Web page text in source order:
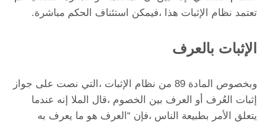
تعتمد نظام الإثبات هذا ،فيمكن استئناف الحكم مباشرة.
الإثبات بالعرف
وبخصوص المادة 89 من نظام الإثبات ،التي نصت على جواز
إثبات العُرف أو العرف بين الخصوم ،قال الملا إنه عندما
يتعلق الأمر بطبيعة الناس ،فإن “العرف هو ما يعرف به